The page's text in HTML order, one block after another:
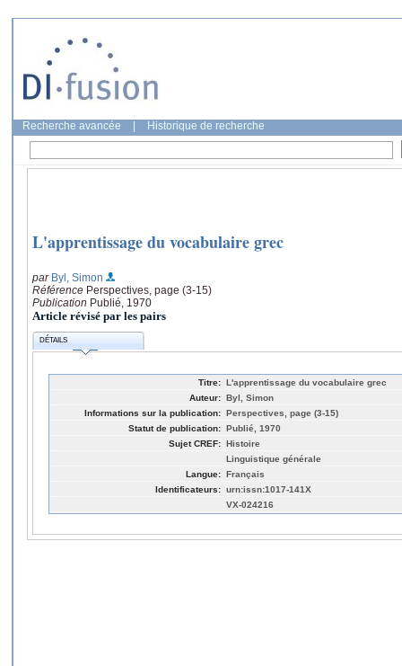
Recherche avancée Historique de recherche
L'apprentissage du vocabulaire grec
par Byl, Simon
Référence Perspectives, page (3-15)
Publication Publié, 1970
Article révisé par les pairs
DÉTAILS
Titre: L'apprentissage du vocabulaire grec
Auteur: Byl, Simon
Informations sur la publication: Perspectives, page (3-15)
Statut de publication: Publié, 1970
Sujet CREF: Histoire
Linguistique générale
Langue: Français
Identificateurs: urn:issn:1017-141X
VX-024216